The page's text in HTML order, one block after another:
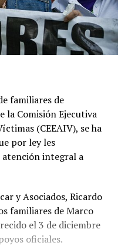
familiares de
la Comisión Ejecutiva
(CEEAIV), se ha
por ley les
integral a
y Asociados, Ricardo
familiares de Marco
el 3 de diciembre
oficiales.